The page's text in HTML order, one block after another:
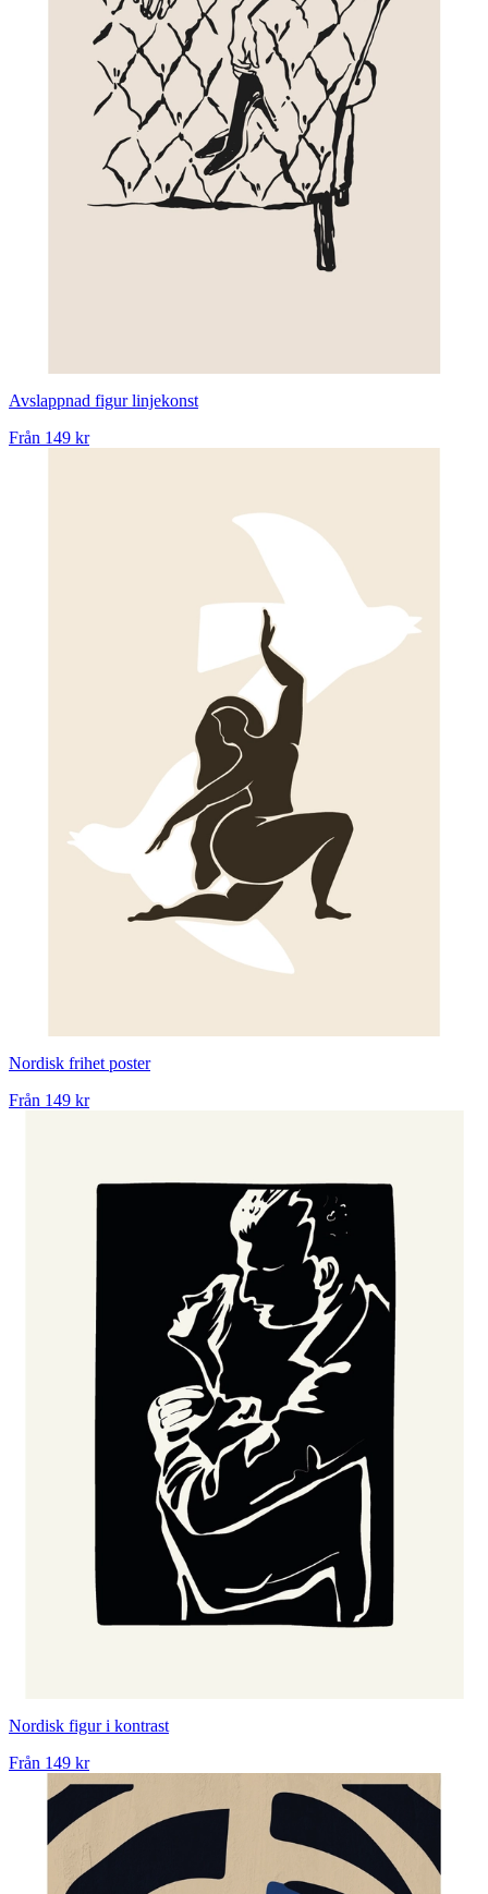
Avslappnad figur linjekonst
Från 149 kr
Nordisk frihet poster
Från 149 kr
Nordisk figur i kontrast
Från 149 kr